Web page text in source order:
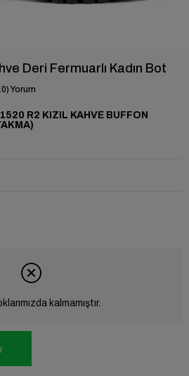
Deri Fermuarlı Kadın Bot
R2 KIZIL KAHVE BUFFON
kalmamıştır.